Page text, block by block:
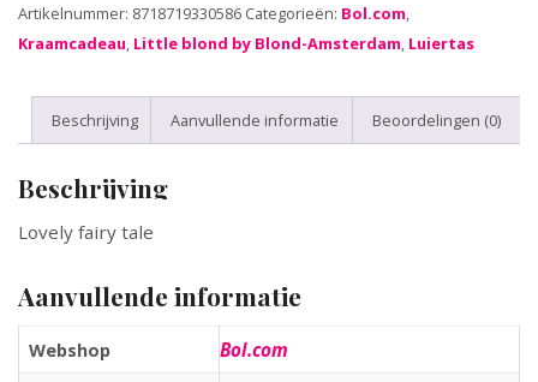
Artikelnummer: 8718719330586 Categorieën: Bol.com,
Kraamcadeau, Little blond by Blond-Amsterdam, Luiertas
Beschrijving Aanvullende informatie Beoordelingen (0)
Beschrijving
Lovely fairy tale
Aanvullende informatie
Webshop Bol.com